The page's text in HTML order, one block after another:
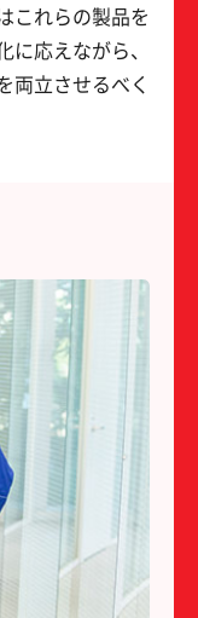
これらの製品を
応えながら、
両立させるべく